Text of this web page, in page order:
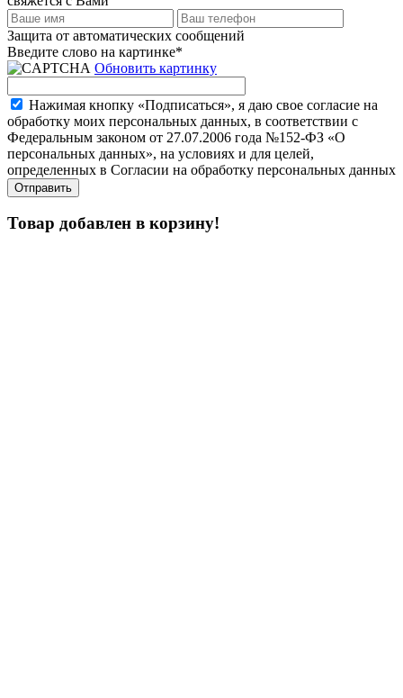
Защита от автоматических сообщений
Введите слово на картинке*
Обновить картинку
Нажимая кнопку «Подписаться», я даю свое согласие на
обработку моих персональных данных, в соответствии с
Федеральным законом от 27.07.2006 года №152-ФЗ «О
персональных данных», на условиях и для целей,
определенных в Согласии на обработку персональных данных
Товар добавлен в корзину!